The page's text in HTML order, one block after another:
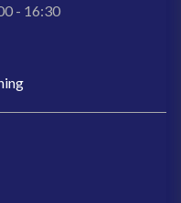
- 16:30